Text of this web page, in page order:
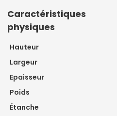
Caractéristiques
physiques
Hauteur
Largeur
Epaisseur
Poids
Étanche